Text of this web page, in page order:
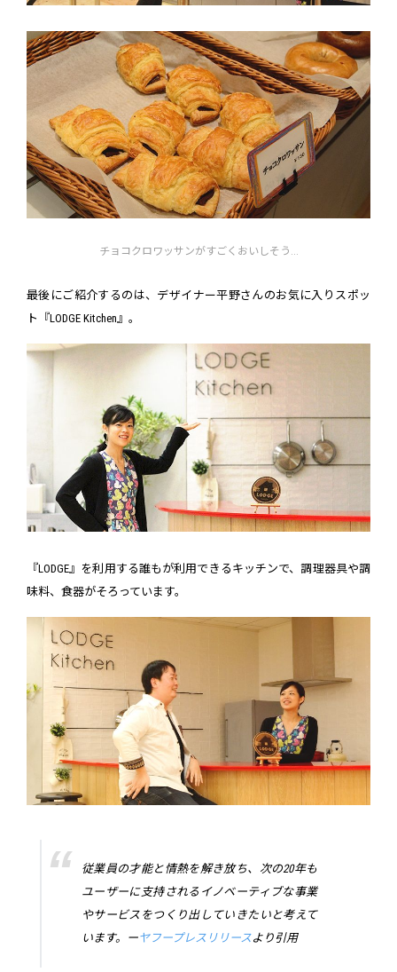
チョコクロワッサンがすごくおいしそう...
最後にご紹介するのは、デザイナー平野さんのお気に入りスポッ
ト『LODGE Kitchen』。
『LODGE』を利用する誰もが利用できるキッチンで、調理器具や調
味料、食器がそろっています。
従業員の才能と情熱を解き放ち、次の20年も
ユーザーに支持されるイノベーティブな事業
やサービスをつくり出していきたいと考えて
います。ーヤフープレスリリースより引用